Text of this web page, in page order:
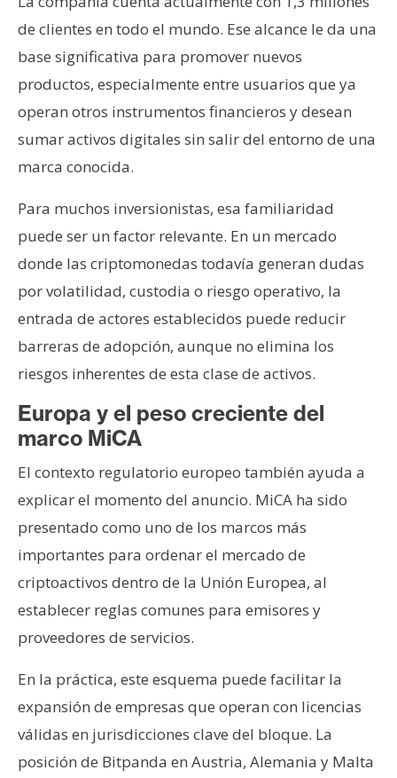
de clientes en todo el mundo. Ese alcance le da una
base significativa para promover nuevos
productos, especialmente entre usuarios que ya
operan otros instrumentos financieros y desean
sumar activos digitales sin salir del entorno de una
marca conocida.
Para muchos inversionistas, esa familiaridad
puede ser un factor relevante. En un mercado
donde las criptomonedas todavía generan dudas
por volatilidad, custodia o riesgo operativo, la
entrada de actores establecidos puede reducir
barreras de adopción, aunque no elimina los
riesgos inherentes de esta clase de activos.
Europa y el peso creciente del
marco MiCA
El contexto regulatorio europeo también ayuda a
explicar el momento del anuncio. MiCA ha sido
presentado como uno de los marcos más
importantes para ordenar el mercado de
criptoactivos dentro de la Unión Europea, al
establecer reglas comunes para emisores y
proveedores de servicios.
En la práctica, este esquema puede facilitar la
expansión de empresas que operan con licencias
válidas en jurisdicciones clave del bloque. La
posición de Bitpanda en Austria, Alemania y Malta